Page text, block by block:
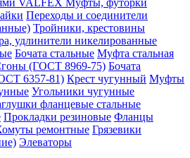
Переходы и соединители
Тройники, крестовины
удлинители никелированные
Бочата стальные Муфта стальная
(ГОСТ 8969-75) Бочата
6357-81) Крест чугунный Муфты
Угольники чугунные
фланцевые стальные
Прокладки резиновые Фланцы
ремонтные Грязевики
Элеваторы